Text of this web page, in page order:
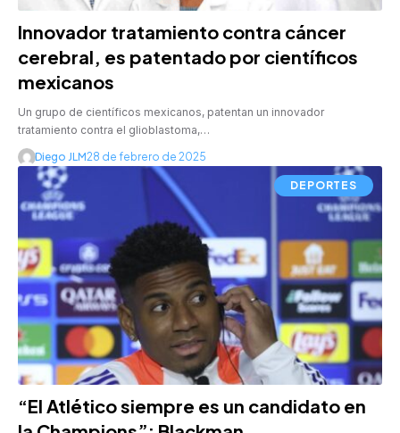
Innovador tratamiento contra cáncer
cerebral, es patentado por científicos
mexicanos
Un grupo de científicos mexicanos, patentan un innovador
tratamiento contra el glioblastoma,…
Diego JLM28 de febrero de 2025
DEPORTES
“El Atlético siempre es un candidato en